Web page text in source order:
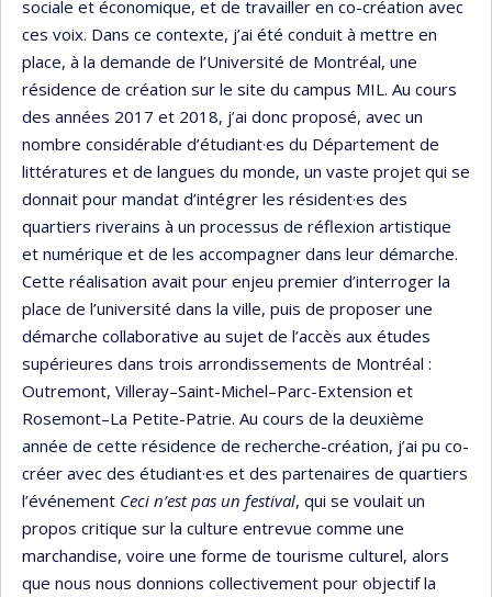
sociale et économique, et de travailler en co-création avec
ces voix. Dans ce contexte, j’ai été conduit à mettre en
place, à la demande de l’Université de Montréal, une
résidence de création sur le site du campus MIL. Au cours
des années 2017 et 2018, j’ai donc proposé, avec un
nombre considérable d’étudiant·es du Département de
littératures et de langues du monde, un vaste projet qui se
donnait pour mandat d’intégrer les résident·es des
quartiers riverains à un processus de réflexion artistique
et numérique et de les accompagner dans leur démarche.
Cette réalisation avait pour enjeu premier d’interroger la
place de l’université dans la ville, puis de proposer une
démarche collaborative au sujet de l’accès aux études
supérieures dans trois arrondissements de Montréal :
Outremont, Villeray–Saint-Michel–Parc-Extension et
Rosemont–La Petite-Patrie. Au cours de la deuxième
année de cette résidence de recherche-création, j’ai pu co-
créer avec des étudiant·es et des partenaires de quartiers
l’événement Ceci n’est pas un festival, qui se voulait un
propos critique sur la culture entrevue comme une
marchandise, voire une forme de tourisme culturel, alors
que nous nous donnions collectivement pour objectif la